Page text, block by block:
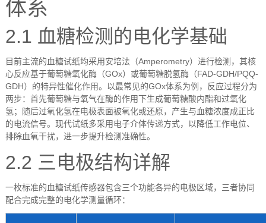
体系
2.1 血糖检测的电化学基础
目前主流的血糖试纸均采用安培法（Amperometry）进行检测，其核
心反应基于葡萄糖氧化酶（GOx）或葡萄糖脱氢酶（FAD-GDH/PQQ-
GDH）的特异性催化作用。以最常见的GOx体系为例，反应过程分为
两步：首先葡萄糖与氧气在酶的作用下生成葡萄糖酸内酯和过氧化
氢；随后过氧化氢在电极表面被氧化或还原，产生与血糖浓度成正比
的电流信号。现代试纸多采用电子介体传递方式，以降低工作电位、
排除血氧干扰，进一步提升检测准确性。
2.2 三电极结构详解
一枚标准的血糖试纸传感器包含三个功能各异的电极区域，三者协同
配合完成完整的电化学测量循环：